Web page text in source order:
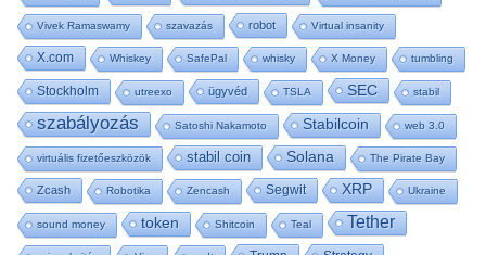
Vivek Ramaswamy szavazás robot Virtual insanity
X.com Whiskey SafePal whisky X Money tumbling
Stockholm utreexo ügyvéd TSLA SEC stabil
szabályozás Satoshi Nakamoto Stabilcoin web 3.0
virtuális fizetőeszközök stabil coin Solana The Pirate Bay
Zcash Robotika Zencash Segwit XRP Ukraine
sound money token Shitcoin Teal Tether